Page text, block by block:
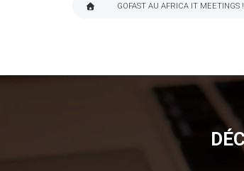
GOFAST AU AFRICA IT MEETINGS !